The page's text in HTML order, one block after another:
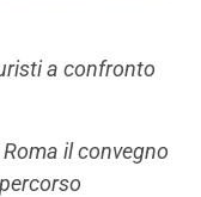
a confronto
il convegno